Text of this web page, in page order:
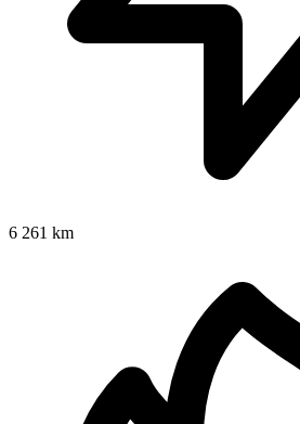
6 261 km